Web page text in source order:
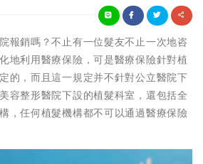
報銷嗎？不止有一位髮友不止一次地咨
地利用醫療保險，可是醫療保險針對植
的，而且這一規定并不針對公立醫院下
容整形醫院下設的植髮科室，還包括全
，任何植髮機構都不可以通過醫療保險